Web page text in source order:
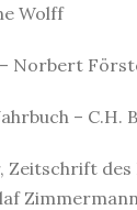
Wolff
Norbert
– C.H.
Zeitschrift des
Zimmermann